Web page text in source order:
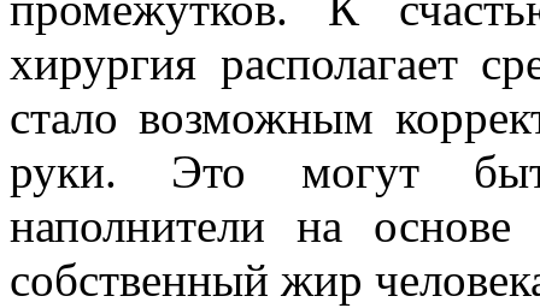
хирургия располагает
стало возможным
руки. Это могут
наполнители на
собственный жир